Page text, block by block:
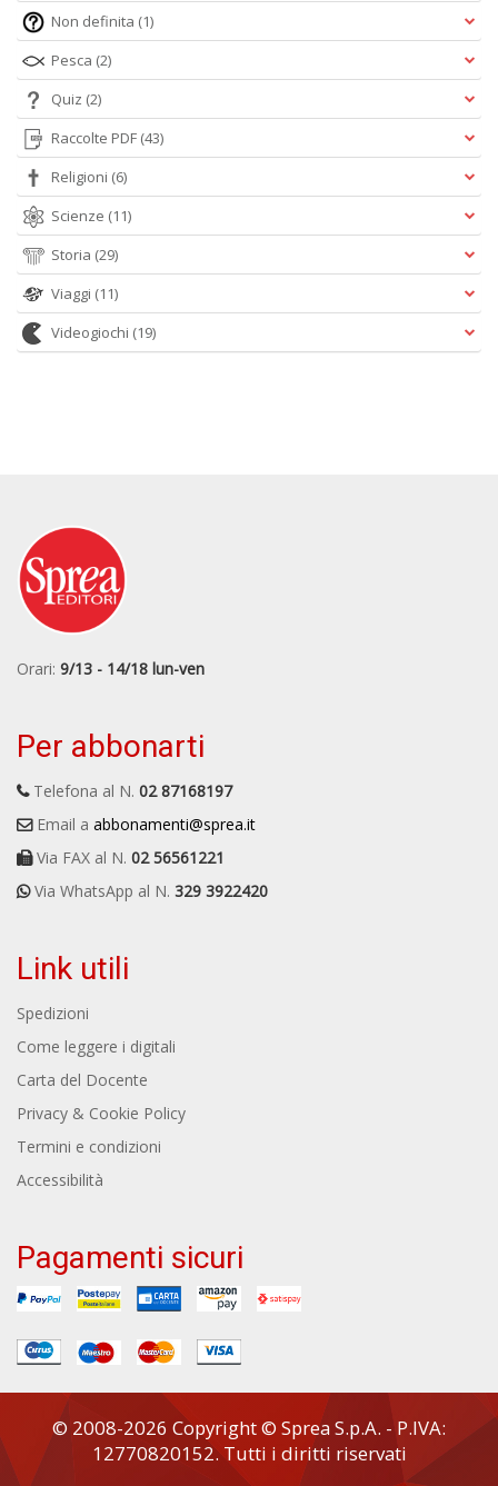
Non definita (1)
Pesca (2)
Quiz (2)
Raccolte PDF (43)
Religioni (6)
Scienze (11)
Storia (29)
Viaggi (11)
Videogiochi (19)
Orari: 9/13 - 14/18 lun-ven
Per abbonarti
Telefona al N. 02 87168197
Email a abbonamenti@sprea.it
Via FAX al N. 02 56561221
Via WhatsApp al N. 329 3922420
Link utili
Spedizioni
Come leggere i digitali
Carta del Docente
Privacy & Cookie Policy
Termini e condizioni
Accessibilità
Pagamenti sicuri
© 2008-2026 Copyright © Sprea S.p.A. - P.IVA:
12770820152. Tutti i diritti riservati